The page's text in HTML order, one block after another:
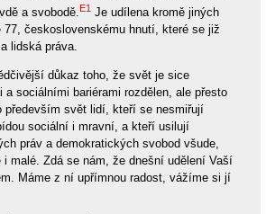
a svobodě.E1Je udílena kromě jiných
77, československému hnutí, které se již
lidská práva.
důkaz toho, že svět je sice
a sociálními bariérami rozdělen, ale přesto
především svět lidí, kteří se nesmiřují
sociální i mravní, a kteří usilují
práv a demokratických svobod všude,
malé. Zdá se nám, že dnešní udělení Vaší
Máme z ní upřímnou radost, vážíme si jí